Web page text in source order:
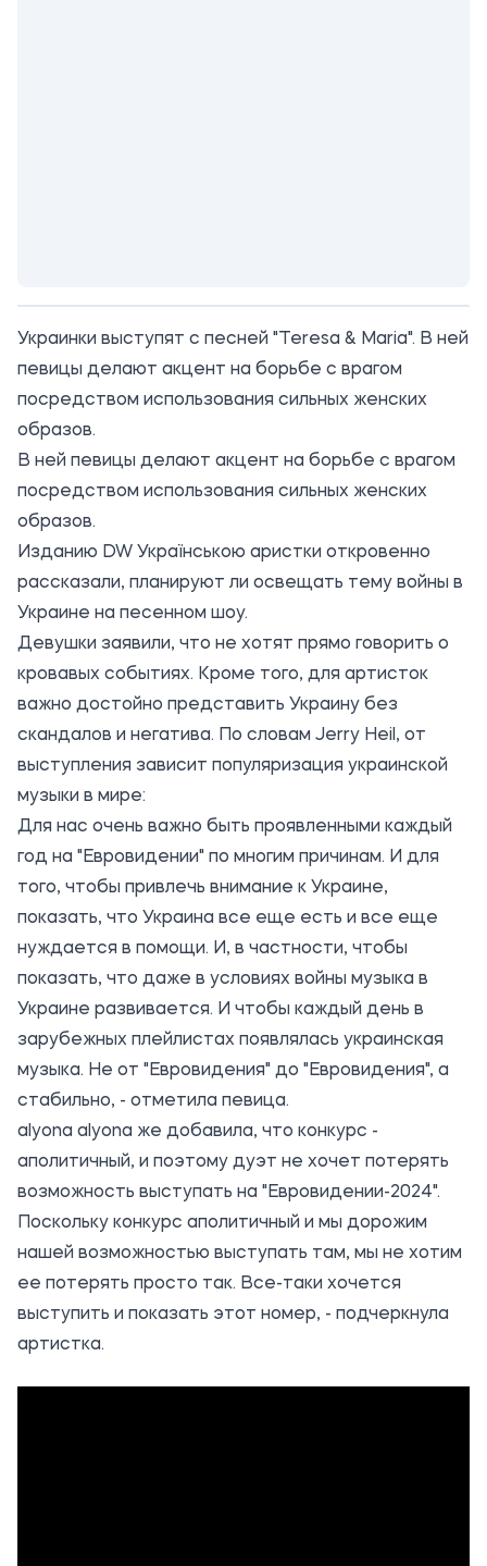
Украинки выступят с песней "Teresa & Maria". В ней
певицы делают акцент на борьбе с врагом
посредством использования сильных женских
образов.
В ней певицы делают акцент на борьбе с врагом
посредством использования сильных женских
образов.
Изданию DW Українською аристки откровенно
рассказали, планируют ли освещать тему войны в
Украине на песенном шоу.
Девушки заявили, что не хотят прямо говорить о
кровавых событиях. Кроме того, для артисток
важно достойно представить Украину без
скандалов и негатива. По словам Jerry Heil, от
выступления зависит популяризация украинской
музыки в мире:
Для нас очень важно быть проявленными каждый
год на "Евровидении" по многим причинам. И для
того, чтобы привлечь внимание к Украине,
показать, что Украина все еще есть и все еще
нуждается в помощи. И, в частности, чтобы
показать, что даже в условиях войны музыка в
Украине развивается. И чтобы каждый день в
зарубежных плейлистах появлялась украинская
музыка. Не от "Евровидения" до "Евровидения", а
стабильно, - отметила певица.
alyona alyona же добавила, что конкурс -
аполитичный, и поэтому дуэт не хочет потерять
возможность выступать на "Евровидении-2024".
Поскольку конкурс аполитичный и мы дорожим
нашей возможностью выступать там, мы не хотим
ее потерять просто так. Все-таки хочется
выступить и показать этот номер, - подчеркнула
артистка.